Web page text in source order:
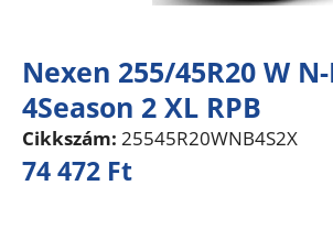
Nexen 255/45R20 W
4Season 2 XL RPB
Cikkszám: 25545R20WNB4S2X
74 472 Ft